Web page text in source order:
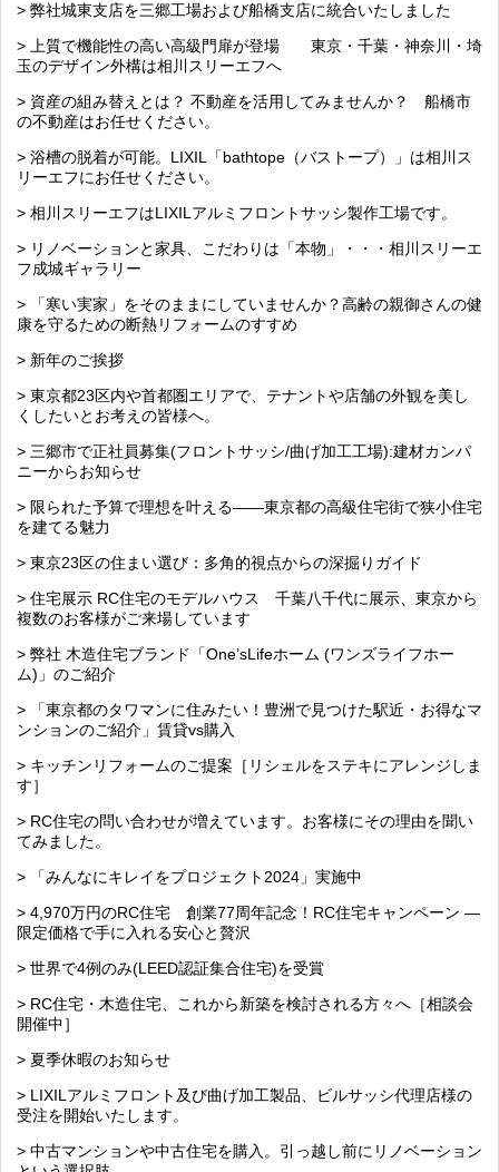
> 弊社城東支店を三郷工場および船橋支店に統合いたしました
> 上質で機能性の高い高級門扉が登場 東京・千葉・神奈川・埼
玉のデザイン外構は相川スリーエフへ
> 資産の組み替えとは？ 不動産を活用してみませんか？ 船橋市
の不動産はお任せください。
> 浴槽の脱着が可能。LIXIL「bathtope（バストープ）」は相川ス
リーエフにお任せください。
> 相川スリーエフはLIXILアルミフロントサッシ製作工場です。
> リノベーションと家具、こだわりは「本物」・・・相川スリーエ
フ成城ギャラリー
> 「寒い実家」をそのままにしていませんか？高齢の親御さんの健
康を守るための断熱リフォームのすすめ
> 新年のご挨拶
> 東京都23区内や首都圏エリアで、テナントや店舗の外観を美し
くしたいとお考えの皆様へ。
> 三郷市で正社員募集(フロントサッシ/曲げ加工工場):建材カンパ
ニーからお知らせ
> 限られた予算で理想を叶える――東京都の高級住宅街で狭小住宅
を建てる魅力
> 東京23区の住まい選び：多角的視点からの深掘りガイド
> 住宅展示 RC住宅のモデルハウス 千葉八千代に展示、東京から
複数のお客様がご来場しています
> 弊社 木造住宅ブランド「One’sLifeホーム (ワンズライフホー
ム)」のご紹介
> 「東京都のタワマンに住みたい！豊洲で見つけた駅近・お得なマ
ンションのご紹介」賃貸vs購入
> キッチンリフォームのご提案［リシェルをステキにアレンジしま
す］
> RC住宅の問い合わせが増えています。お客様にその理由を聞い
てみました。
> 「みんなにキレイをプロジェクト2024」実施中
> 4,970万円のRC住宅 創業77周年記念！RC住宅キャンペーン ―
限定価格で手に入れる安心と贅沢
> 世界で4例のみ(LEED認証集合住宅)を受賞
> RC住宅・木造住宅、これから新築を検討される方々へ［相談会
開催中］
> 夏季休暇のお知らせ
> LIXILアルミフロント及び曲げ加工製品、ビルサッシ代理店様の
受注を開始いたします。
> 中古マンションや中古住宅を購入。引っ越し前にリノベーション